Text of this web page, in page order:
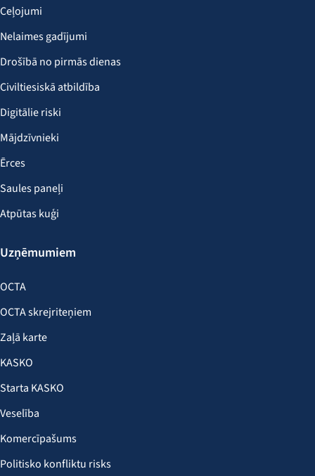
Ceļojumi
Nelaimes gadījumi
Drošībā no pirmās dienas
Civiltiesiskā atbildība
Digitālie riski
Mājdzīvnieki
Ērces
Saules paneļi
Atpūtas kuģi
Uzņēmumiem
OCTA
OCTA skrejriteņiem
Zaļā karte
KASKO
Starta KASKO
Veselība
Komercīpašums
Politisko konfliktu risks